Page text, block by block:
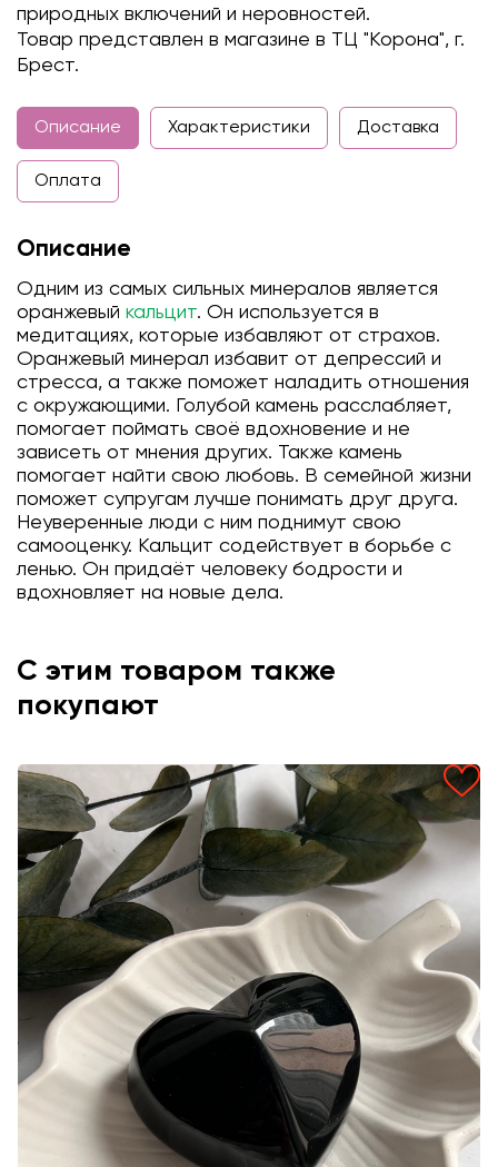
природных включений и неровностей.
Товар представлен в магазине в ТЦ "Корона", г.
Брест.
Описание Характеристики Доставка
Оплата
Описание
Одним из самых сильных минералов является
оранжевый кальцит. Он используется в
медитациях, которые избавляют от страхов.
Оранжевый минерал избавит от депрессий и
стресса, а также поможет наладить отношения
с окружающими. Голубой камень расслабляет,
помогает поймать своё вдохновение и не
зависеть от мнения других. Также камень
помогает найти свою любовь. В семейной жизни
поможет супругам лучше понимать друг друга.
Неуверенные люди с ним поднимут свою
самооценку. Кальцит содействует в борьбе с
ленью. Он придаёт человеку бодрости и
вдохновляет на новые дела.
С этим товаром также
покупают